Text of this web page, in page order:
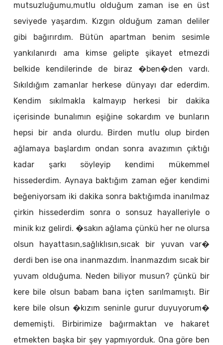
mutsuzluğumu,mutlu olduğum zaman ise en üst
seviyede yaşardım. Kızgın olduğum zaman deliler
gibi bağırırdım. Bütün apartman benim sesimle
yankılanırdı ama kimse gelipte şikayet etmezdi
belkide kendilerinde de biraz �ben�den vardı.
Sıkıldığım zamanlar herkese dünyayı dar ederdim.
Kendim sıkılmakla kalmayıp herkesi bir dakika
içerisinde bunalımın eşiğine sokardım ve bunların
hepsi bir anda olurdu. Birden mutlu olup birden
ağlamaya başlardım ondan sonra avazımın çıktığı
kadar şarkı söyleyip kendimi mükemmel
hissederdim. Aynaya baktığım zaman eğer kendimi
beğeniyorsam iki dakika sonra baktığımda inanılmaz
çirkin hissederdim sonra o sonsuz hayalleriyle o
minik kız gelirdi. �sakın ağlama çünkü her ne olursa
olsun hayattasın,sağlıklısın,sıcak bir yuvan var�
derdi ben ise ona inanmazdım. İnanmazdım sıcak bir
yuvam olduğuma. Neden biliyor musun? çünkü bir
kere bile olsun babam bana içten sarılmamıştı. Bir
kere bile olsun �kızım seninle gurur duyuyorum�
dememişti. Birbirimize bağırmaktan ve hakaret
etmekten başka bir şey yapmıyorduk. Ona göre ben